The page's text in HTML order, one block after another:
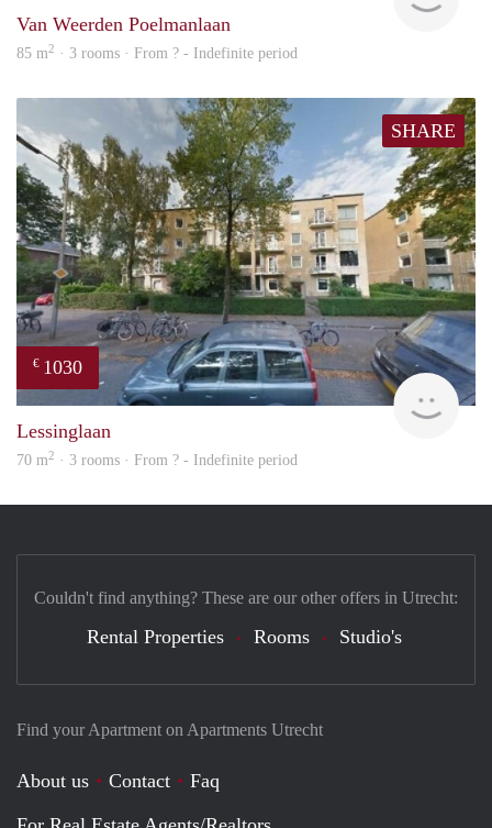
Van Weerden Poelmanlaan
85 m2 · 3 rooms · From ? - Indefinite period
SHARE
€ 1030
rent
Lessinglaan
70 m2 · 3 rooms · From ? - Indefinite period
Find your Apartment on Apartments Utrecht
About us Contact
Faq
Couldn't find anything? These are our other offers in Utrecht:
Rental Properties Rooms Studio's